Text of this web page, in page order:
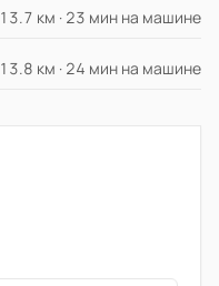
13.7 км · 23 мин на машине
13.8 км · 24 мин на машине